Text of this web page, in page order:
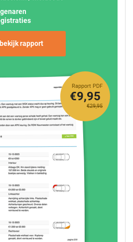
bekijk rapport
Rapport PDF
€29,95
€9,95